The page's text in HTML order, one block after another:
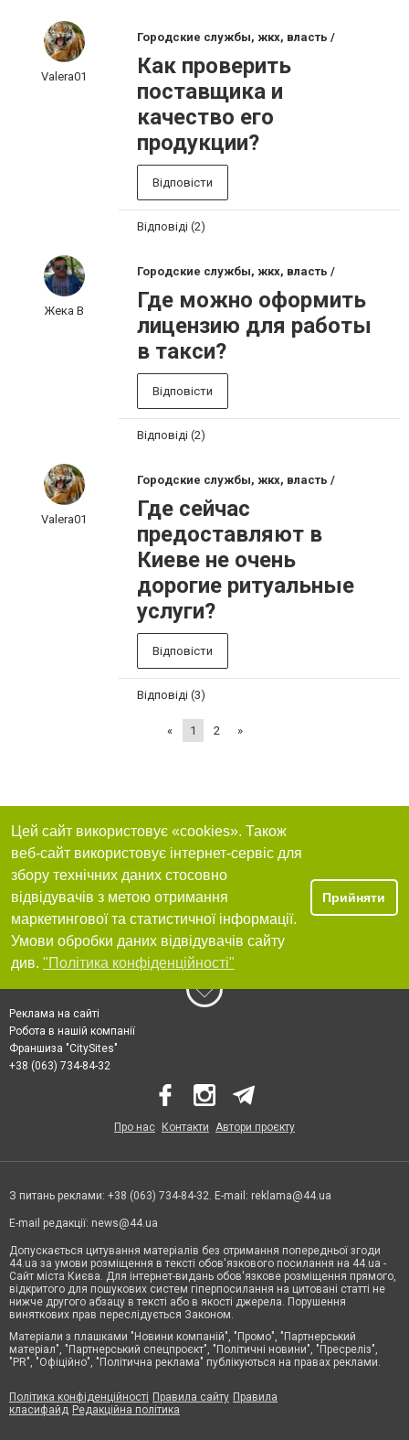
Valera01
Городские службы, жкх, власть /
Как проверить
поставщика и
качество его
продукции?
Відповісти
Відповіді (2)
Жека В
Городские службы, жкх, власть /
Где можно оформить
лицензию для работы
в такси?
Відповісти
Відповіді (2)
Valera01
Городские службы, жкх, власть /
Где сейчас
предоставляют в
Киеве не очень
дорогие ритуальные
услуги?
Відповісти
Відповіді (3)
« 1 2 »
Цей сайт використовує «cookies». Також
веб-сайт використовує інтернет-сервіс для
збору технічних даних стосовно
відвідувачів з метою отримання
маркетингової та статистичної інформації.
Умови обробки даних відвідувачів сайту
див. "Політика конфіденційності"
Прийняти
Реклама на сайті
Робота в нашій компанії
Франшиза "CitySites"
+38 (063) 734-84-32
Про нас Контакти Автори проєкту
З питань реклами: +38 (063) 734-84-32. E-mail: reklama@44.ua
E-mail редакції: news@44.ua
Допускається цитування матеріалів без отримання попередньої згоди
44.ua за умови розміщення в тексті обов'язкового посилання на 44.ua -
Сайт міста Києва. Для інтернет-видань обов'язкове розміщення прямого,
відкритого для пошукових систем гіперпосилання на цитовані статті не
нижче другого абзацу в тексті або в якості джерела. Порушення
виняткових прав переслідується Законом.
Матеріали з плашками "Новини компаній", "Промо", "Партнерський
матеріал", "Партнерський спецпроєкт", "Політичні новини", "Пресреліз",
"PR", "Офіційно", "Політична реклама" публікуються на правах реклами.
Політика конфіденційності Правила сайту Правила
класифайд Редакційна політика